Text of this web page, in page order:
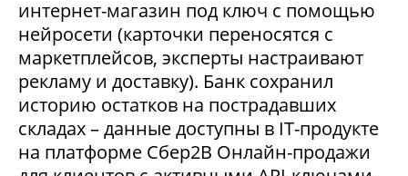
интернет-магазин под ключ с помощью
нейросети (карточки переносятся с
маркетплейсов, эксперты настраивают
рекламу и доставку). Банк сохранил
историю остатков на пострадавших
складах – данные доступны в IT-продукте
на платформе Сбер2В Онлайн-продажи